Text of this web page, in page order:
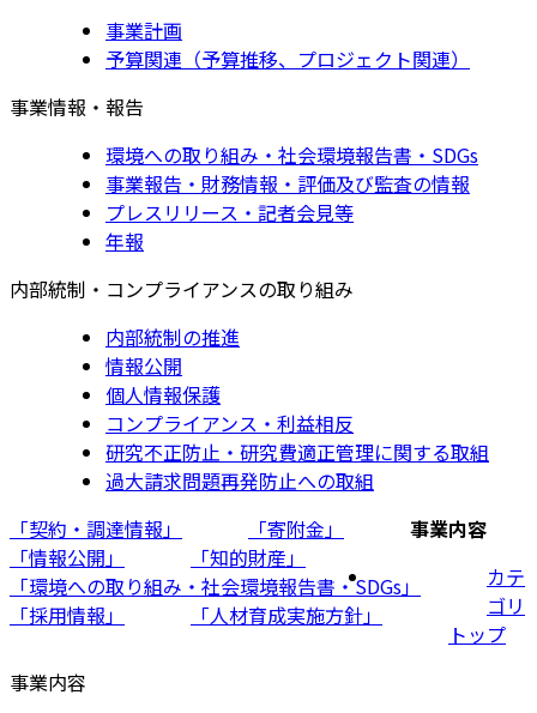
事業計画
予算関連（予算推移、プロジェクト関連）
事業情報・報告
環境への取り組み・社会環境報告書・SDGs
事業報告・財務情報・評価及び監査の情報
プレスリリース・記者会見等
年報
内部統制・コンプライアンスの取り組み
内部統制の推進
情報公開
個人情報保護
コンプライアンス・利益相反
研究不正防止・研究費適正管理に関する取組
過大請求問題再発防止への取組
「契約・調達情報」
「寄附金」
「情報公開」
「知的財産」
「環境への取り組み・社会環境報告書・SDGs」
「採用情報」
「人材育成実施方針」
事業内容
カテ
ゴリ
トップ
事業内容